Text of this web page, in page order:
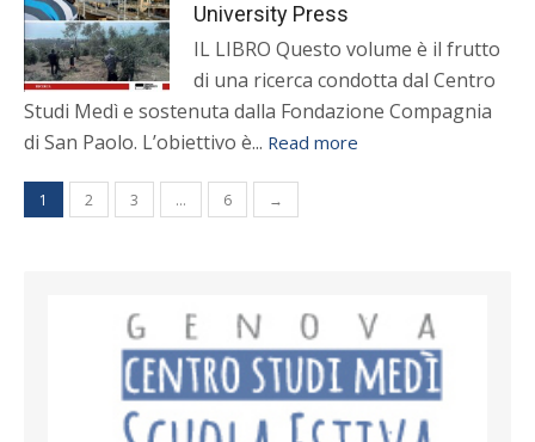
University Press
IL LIBRO Questo volume è il frutto
di una ricerca condotta dal Centro
Studi Medì e sostenuta dalla Fondazione Compagnia
di San Paolo. L’obiettivo è... Read more
Posts pagination
1 2 3 … 6 →